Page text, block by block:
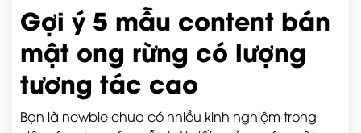
Gợi ý 5 mẫu content bán
mật ong rừng có lượng
tương tác cao
Bạn là newbie chưa có nhiều kinh nghiệm trong